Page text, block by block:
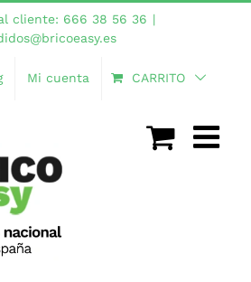
cliente: 666 38 56 36 |
Mi cuenta CARRITO